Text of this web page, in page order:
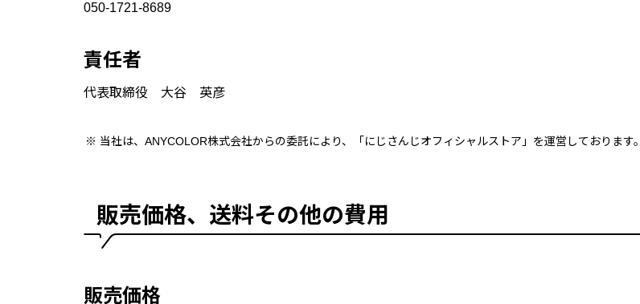
050-1721-8689
責任者
代表取締役 大谷 英彦
当社は、ANYCOLOR株式会社からの委託により、「にじさんじオフィシャルストア」を運営しております。
販売価格、送料その他の費用
販売価格